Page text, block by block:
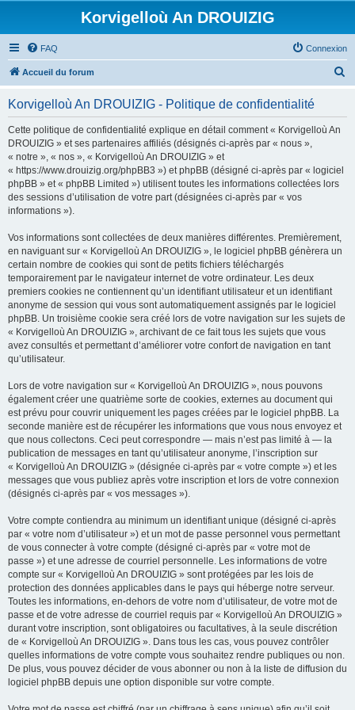
Korvigelloù An DROUIZIG
FAQ Connexion
Accueil du forum
Korvigelloù An DROUIZIG - Politique de confidentialité
Cette politique de confidentialité explique en détail comment « Korvigelloù An
DROUIZIG » et ses partenaires affiliés (désignés ci-après par « nous »,
« notre », « nos », « Korvigelloù An DROUIZIG » et
« https://www.drouizig.org/phpBB3 ») et phpBB (désigné ci-après par « logiciel
phpBB » et « phpBB Limited ») utilisent toutes les informations collectées lors
des sessions d’utilisation de votre part (désignées ci-après par « vos
informations »).
Vos informations sont collectées de deux manières différentes. Premièrement,
en naviguant sur « Korvigelloù An DROUIZIG », le logiciel phpBB génèrera un
certain nombre de cookies qui sont de petits fichiers téléchargés
temporairement par le navigateur internet de votre ordinateur. Les deux
premiers cookies ne contiennent qu’un identifiant utilisateur et un identifiant
anonyme de session qui vous sont automatiquement assignés par le logiciel
phpBB. Un troisième cookie sera créé lors de votre navigation sur les sujets de
« Korvigelloù An DROUIZIG », archivant de ce fait tous les sujets que vous
avez consultés et permettant d’améliorer votre confort de navigation en tant
qu’utilisateur.
Lors de votre navigation sur « Korvigelloù An DROUIZIG », nous pouvons
également créer une quatrième sorte de cookies, externes au document qui
est prévu pour couvrir uniquement les pages créées par le logiciel phpBB. La
seconde manière est de récupérer les informations que vous nous envoyez et
que nous collectons. Ceci peut correspondre — mais n’est pas limité à — la
publication de messages en tant qu’utilisateur anonyme, l’inscription sur
« Korvigelloù An DROUIZIG » (désignée ci-après par « votre compte ») et les
messages que vous publiez après votre inscription et lors de votre connexion
(désignés ci-après par « vos messages »).
Votre compte contiendra au minimum un identifiant unique (désigné ci-après
par « votre nom d’utilisateur ») et un mot de passe personnel vous permettant
de vous connecter à votre compte (désigné ci-après par « votre mot de
passe ») et une adresse de courriel personnelle. Les informations de votre
compte sur « Korvigelloù An DROUIZIG » sont protégées par les lois de
protection des données applicables dans le pays qui héberge notre serveur.
Toutes les informations, en-dehors de votre nom d’utilisateur, de votre mot de
passe et de votre adresse de courriel requis par « Korvigelloù An DROUIZIG »
durant votre inscription, sont obligatoires ou facultatives, à la seule discrétion
de « Korvigelloù An DROUIZIG ». Dans tous les cas, vous pouvez contrôler
quelles informations de votre compte vous souhaitez rendre publiques ou non.
De plus, vous pouvez décider de vous abonner ou non à la liste de diffusion du
logiciel phpBB depuis une option disponible sur votre compte.